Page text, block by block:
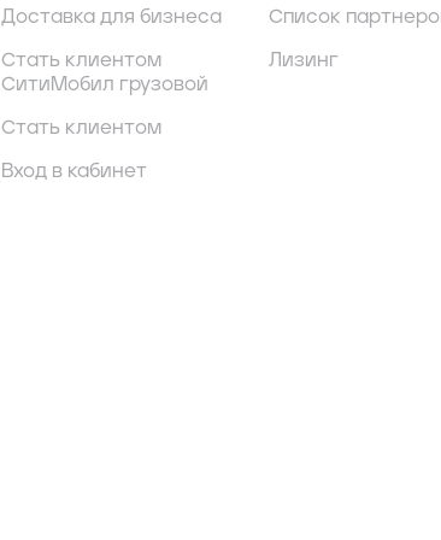
Доставка для бизнеса
Стать клиентом
СитиМобил грузовой
Стать клиентом
Вход в кабинет
Список
Лизинг